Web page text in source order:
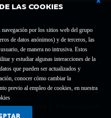
LAS COOKIES
por los sitios web del grupo
de datos anónimos) y de terceros, las
de manera no intrusiva. Estos
y estudiar algunas interacciones de la
que pueden ser actualizados y
conocer cómo cambiar la
previo al empleo de cookies, en nuestra
de Educación, Cultura y Deporte con el nº
Zaragoza.
Contacto
Declaración de accesibilidad
de privacidad